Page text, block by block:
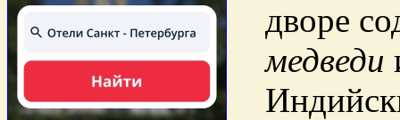
дворе
медведи